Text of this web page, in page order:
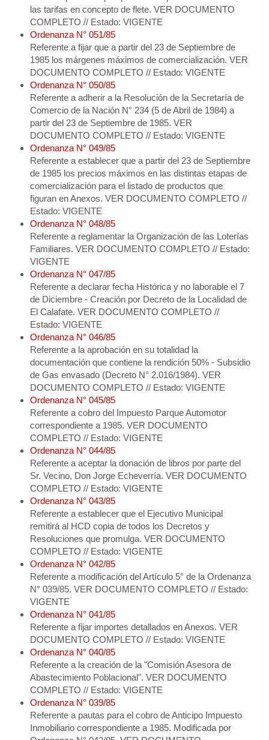
las tarifas en concepto de flete. VER DOCUMENTO
COMPLETO // Estado: VIGENTE
Ordenanza N° 051/85
Referente a fijar que a partir del 23 de Septiembre de
1985 los márgenes máximos de comercialización. VER
DOCUMENTO COMPLETO // Estado: VIGENTE
Ordenanza N° 050/85
Referente a adherir a la Resolución de la Secretaría de
Comercio de la Nación N° 234 (5 de Abril de 1984) a
partir del 23 de Septiembre de 1985. VER
DOCUMENTO COMPLETO // Estado: VIGENTE
Ordenanza N° 049/85
Referente a establecer que a partir del 23 de Septiembre
de 1985 los precios máximos en las distintas etapas de
comercialización para el listado de productos que
figuran en Anexos. VER DOCUMENTO COMPLETO //
Estado: VIGENTE
Ordenanza N° 048/85
Referente a reglamentar la Organización de las Loterías
Familiares. VER DOCUMENTO COMPLETO // Estado:
VIGENTE
Ordenanza N° 047/85
Referente a declarar fecha Histórica y no laborable el 7
de Diciembre - Creación por Decreto de la Localidad de
El Calafate. VER DOCUMENTO COMPLETO //
Estado: VIGENTE
Ordenanza N° 046/85
Referente a la aprobación en su totalidad la
documentación que contiene la rendición 50% - Subsidio
de Gas envasado (Decreto N° 2.016/1984). VER
DOCUMENTO COMPLETO // Estado: VIGENTE
Ordenanza N° 045/85
Referente a cobro del Impuesto Parque Automotor
correspondiente a 1985. VER DOCUMENTO
COMPLETO // Estado: VIGENTE
Ordenanza N° 044/85
Referente a aceptar la donación de libros por parte del
Sr. Vecino, Don Jorge Echeverría. VER DOCUMENTO
COMPLETO // Estado: VIGENTE
Ordenanza N° 043/85
Referente a establecer que el Ejecutivo Municipal
remitirá al HCD copia de todos los Decretos y
Resoluciones que promulga. VER DOCUMENTO
COMPLETO // Estado: VIGENTE
Ordenanza N° 042/85
Referente a modificación del Artículo 5° de la Ordenanza
N° 039/85. VER DOCUMENTO COMPLETO // Estado:
VIGENTE
Ordenanza N° 041/85
Referente a fijar importes detallados en Anexos. VER
DOCUMENTO COMPLETO // Estado: VIGENTE
Ordenanza N° 040/85
Referente a la creación de la "Comisión Asesora de
Abastecimiento Poblacional". VER DOCUMENTO
COMPLETO // Estado: VIGENTE
Ordenanza N° 039/85
Referente a pautas para el cobro de Anticipo Impuesto
Inmobiliario correspondiente a 1985. Modificada por